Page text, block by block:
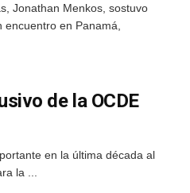
Jonathan Menkos, sostuvo
en Panamá,
de la OCDE
en la última década al
la ...